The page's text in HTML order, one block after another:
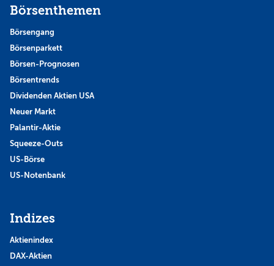
Börsenthemen
Börsengang
Börsenparkett
Börsen-Prognosen
Börsentrends
Dividenden Aktien USA
Neuer Markt
Palantir-Aktie
Squeeze-Outs
US-Börse
US-Notenbank
Indizes
Aktienindex
DAX-Aktien